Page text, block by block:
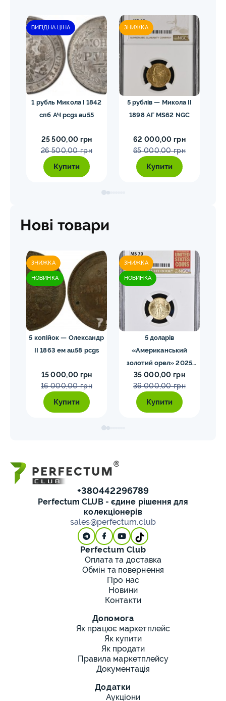
ВИГІДНА ЦІНА
1 рубль Микола I 1842
спб АЧ pcgs au55
25 500,00 грн
26 500,00 грн
Купити
ЗНИЖКА
5 рублів — Микола II
1898 АГ MS62 NGC
62 000,00 грн
65 000,00 грн
Купити
Нові товари
ЗНИЖКА
НОВИНКА
5 копійок — Олександр
II 1863 ем au58 pcgs
15 000,00 грн
16 000,00 грн
Купити
ЗНИЖКА
НОВИНКА
5 доларів
«Американський
золотий орел» 2025
MS70 NGC орел тип2
35 000,00 грн
36 000,00 грн
Купити
+380442296789
Perfectum CLUB - єдине рішення для
колекціонерів
sales@perfectum.club
Perfectum Club
Оплата та доставка
Обмін та повернення
Про нас
Новини
Контакти
Допомога
Як працює маркетплейс
Як купити
Як продати
Правила маркетплейсу
Документація
Додатки
Аукціони